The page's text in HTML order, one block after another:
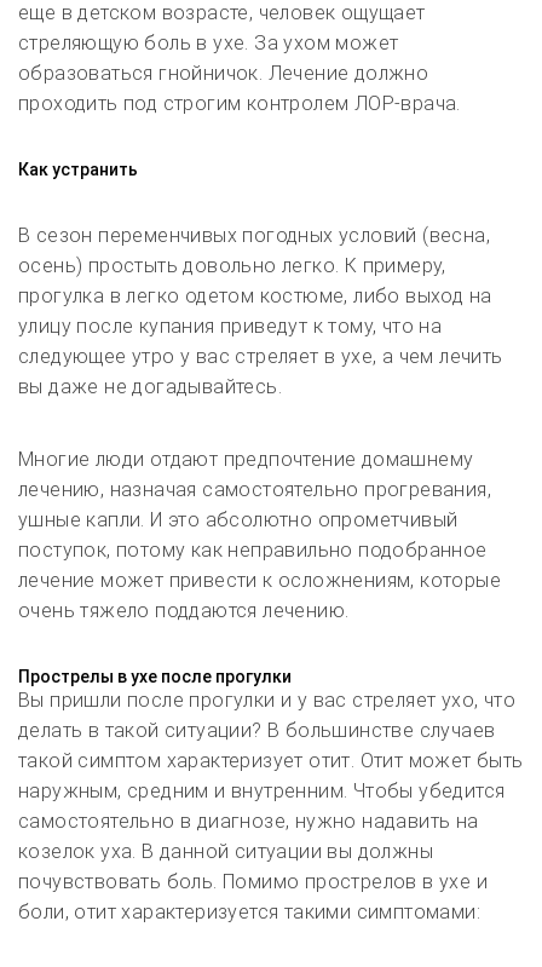
еще в детском возрасте, человек ощущает
стреляющую боль в ухе. За ухом может
образоваться гнойничок. Лечение должно
проходить под строгим контролем ЛОР-врача.
Как устранить
В сезон переменчивых погодных условий (весна,
осень) простыть довольно легко. К примеру,
прогулка в легко одетом костюме, либо выход на
улицу после купания приведут к тому, что на
следующее утро у вас стреляет в ухе, а чем лечить
вы даже не догадывайтесь.
Многие люди отдают предпочтение домашнему
лечению, назначая самостоятельно прогревания,
ушные капли. И это абсолютно опрометчивый
поступок, потому как неправильно подобранное
лечение может привести к осложнениям, которые
очень тяжело поддаются лечению.
Прострелы в ухе после прогулки
Вы пришли после прогулки и у вас стреляет ухо, что
делать в такой ситуации? В большинстве случаев
такой симптом характеризует отит. Отит может быть
наружным, средним и внутренним. Чтобы убедится
самостоятельно в диагнозе, нужно надавить на
козелок уха. В данной ситуации вы должны
почувствовать боль. Помимо прострелов в ухе и
боли, отит характеризуется такими симптомами: